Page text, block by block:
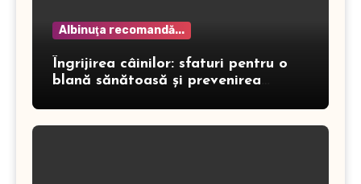
Albinuţa recomandă...
Îngrijirea câinilor: sfaturi pentru o
blană sănătoasă și prevenirea